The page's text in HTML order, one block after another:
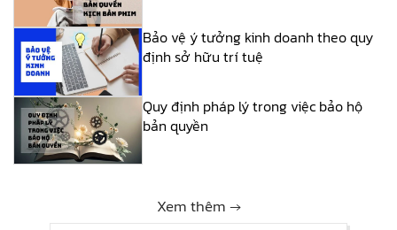
Bảo vệ ý tưởng kinh doanh theo quy
định sở hữu trí tuệ
Quy định pháp lý trong việc bảo hộ
bản quyền
Xem thêm →